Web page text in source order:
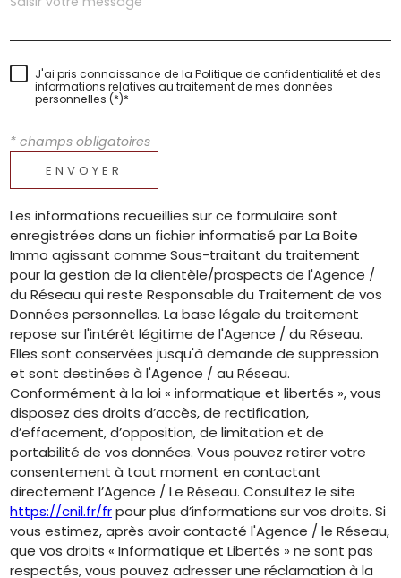
J'ai pris connaissance de la Politique de confidentialité et des
informations relatives au traitement de mes données
personnelles (*)*
* champs obligatoires
ENVOYER
Les informations recueillies sur ce formulaire sont
enregistrées dans un fichier informatisé par La Boite
Immo agissant comme Sous-traitant du traitement
pour la gestion de la clientèle/prospects de l'Agence /
du Réseau qui reste Responsable du Traitement de vos
Données personnelles. La base légale du traitement
repose sur l'intérêt légitime de l'Agence / du Réseau.
Elles sont conservées jusqu'à demande de suppression
et sont destinées à l'Agence / au Réseau.
Conformément à la loi « informatique et libertés », vous
disposez des droits d’accès, de rectification,
d’effacement, d’opposition, de limitation et de
portabilité de vos données. Vous pouvez retirer votre
consentement à tout moment en contactant
directement l’Agence / Le Réseau. Consultez le site
https://cnil.fr/frpour plus d’informations sur vos droits. Si
vous estimez, après avoir contacté l'Agence / le Réseau,
que vos droits « Informatique et Libertés » ne sont pas
respectés, vous pouvez adresser une réclamation à la